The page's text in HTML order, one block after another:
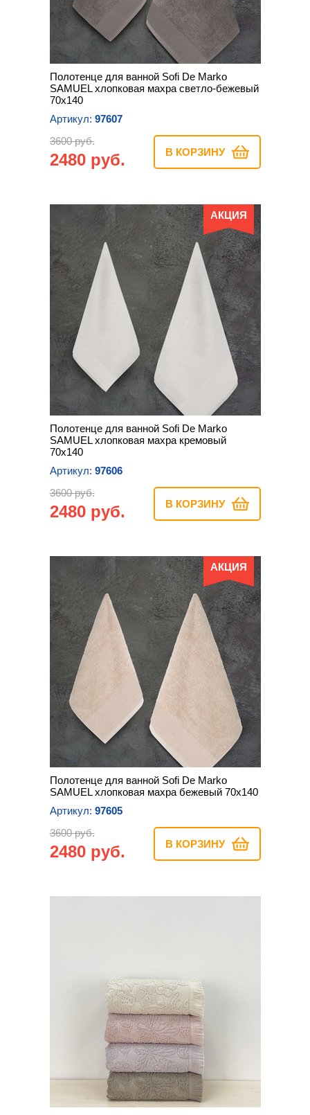
Полотенце для ванной Sofi De Marko
SAMUEL хлопковая махра светло-бежевый
70х140
Артикул: 97607
3600 руб.
2480 руб. В КОРЗИНУ
АКЦИЯ
Полотенце для ванной Sofi De Marko
SAMUEL хлопковая махра кремовый
70х140
Артикул: 97606
3600 руб.
2480 руб. В КОРЗИНУ
АКЦИЯ
Полотенце для ванной Sofi De Marko
SAMUEL хлопковая махра бежевый 70х140
Артикул: 97605
3600 руб.
2480 руб. В КОРЗИНУ